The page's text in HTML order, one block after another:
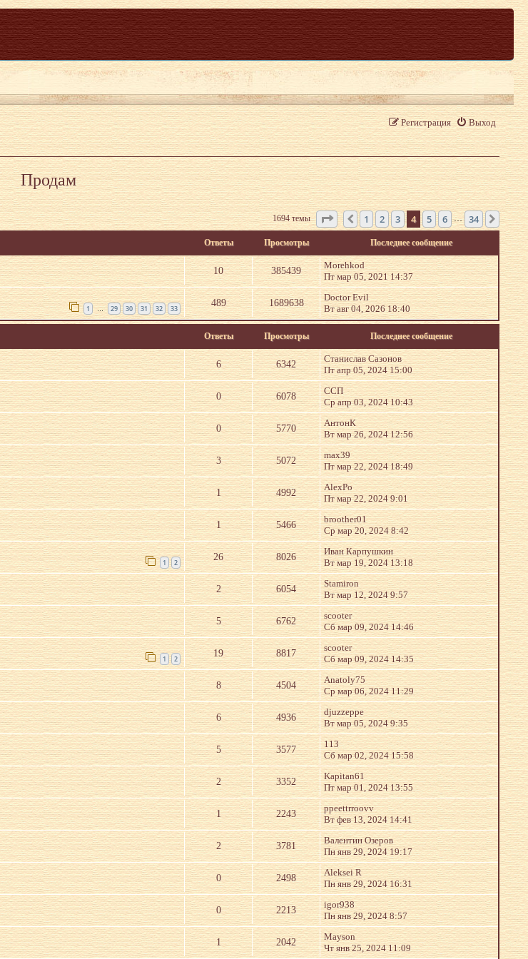
Выход
Регистрация
Продам
1694 темы Страница4 из 34
Пред.
1 2 3 4 5 6 … 34 След.
Ответы Просмотры Последнее сообщение
10 385439
Morehkod
Пт мар 05, 2021 14:37
1 … 29 30 31 32 33
489 1689638
Doctor Evil
Вт авг 04, 2026 18:40
Ответы Просмотры Последнее сообщение
6 6342
Станислав Сазонов
Пт апр 05, 2024 15:00
0 6078
ССП
Ср апр 03, 2024 10:43
0 5770
АнтонК
Вт мар 26, 2024 12:56
3 5072
max39
Пт мар 22, 2024 18:49
1 4992
AlexPo
Пт мар 22, 2024 9:01
1 5466
broother01
Ср мар 20, 2024 8:42
1 2
26 8026
Иван Карпушкин
Вт мар 19, 2024 13:18
2 6054
Stamiron
Вт мар 12, 2024 9:57
5 6762
scooter
Сб мар 09, 2024 14:46
1 2
19 8817
scooter
Сб мар 09, 2024 14:35
8 4504
Anatoly75
Ср мар 06, 2024 11:29
6 4936
djuzzeppe
Вт мар 05, 2024 9:35
5 3577
113
Сб мар 02, 2024 15:58
2 3352
Kapitan61
Пт мар 01, 2024 13:55
1 2243
ppeettrroovv
Вт фев 13, 2024 14:41
2 3781
Валентин Озеров
Пн янв 29, 2024 19:17
0 2498
Aleksei R
Пн янв 29, 2024 16:31
0 2213
igor938
Пн янв 29, 2024 8:57
1 2042
Mayson
Чт янв 25, 2024 11:09